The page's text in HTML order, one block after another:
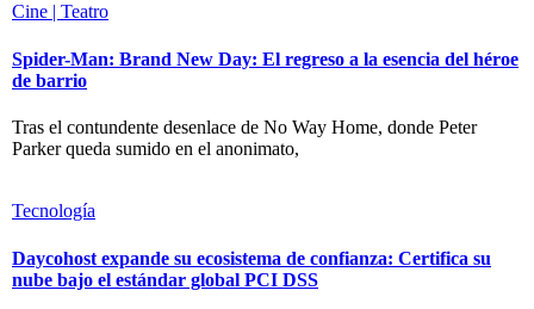
Cine | Teatro
Spider-Man: Brand New Day: El regreso a la esencia del héroe
de barrio
Tras el contundente desenlace de No Way Home, donde Peter
Parker queda sumido en el anonimato,
Tecnología
Daycohost expande su ecosistema de confianza: Certifica su
nube bajo el estándar global PCI DSS